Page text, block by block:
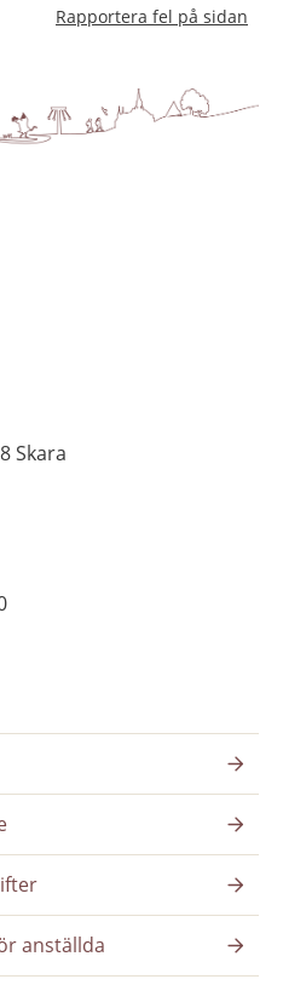
Rapportera fel på sidan
Skara
anställda